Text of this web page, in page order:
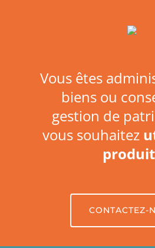
Vous êtes
biens ou
gestion de
vous souhaitez
CONTACTEZ-